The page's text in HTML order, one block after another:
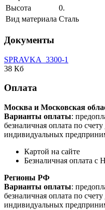
Высота
0.
Вид материала Сталь
Документы
SPRAVKA_3300-1
38 Кб
Оплата
Москва и Московская
Варианты оплаты:
безналичная оплата по
индивидуальных
Картой на сайте
Безналичная оплата с
Регионы РФ
Варианты оплаты:
безналичная оплата по
индивидуальных